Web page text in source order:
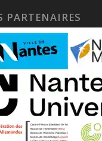
PARTENAIRES